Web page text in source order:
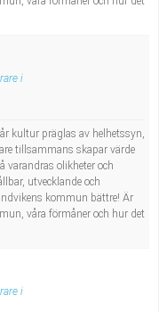
i
kultur präglas av helhetssyn,
tillsammans skapar värde
varandras olikheter och
utvecklande och
kommun bättre! Är
våra förmåner och hur det
i